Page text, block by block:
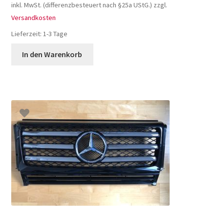
inkl. MwSt. (differenzbesteuert nach §25a UStG.) zzgl.
Versandkosten
Lieferzeit: 1-3 Tage
In den Warenkorb